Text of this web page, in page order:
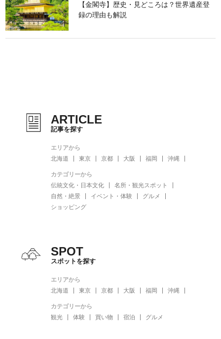
【金閣寺】歴史・見どころは？世界遺産登
録の理由も解説
ARTICLE
記事を探す
エリアから
北海道
東京 京都 大阪 福岡 沖縄
カテゴリーから
伝統文化・日本文化
名所・観光スポット
自然・絶景
イベント・体験
グルメ
ショッピング
SPOT
スポットを探す
エリアから
北海道
東京 京都 大阪 福岡 沖縄
カテゴリーから
観光
体験 買い物 宿泊 グルメ